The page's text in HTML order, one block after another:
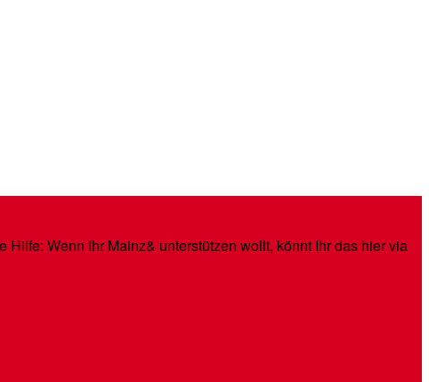
Wenn Ihr Mainz& unterstützen wollt, könnt Ihr das hier via